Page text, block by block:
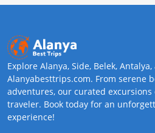
Explore Alanya, Side, Belek,
Alanyabesttrips.com. From serene
adventures, our curated
traveler. Book today for an
experience!